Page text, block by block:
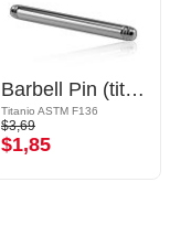
Barbell Pin (titanium, anodised)
Titanio ASTM F136
$3,69
$1,85